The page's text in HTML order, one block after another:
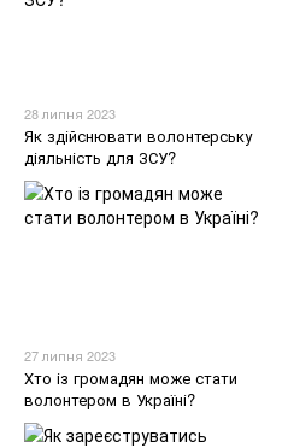
28 липня 2023
Як здійснювати волонтерську
діяльність для ЗСУ?
27 липня 2023
Хто із громадян може стати
волонтером в Україні?